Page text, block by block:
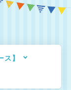
ス】